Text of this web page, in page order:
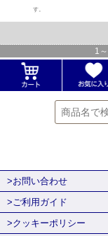
す。
1 ～
>お問い合わせ
>ご利用ガイド
>クッキーポリシー